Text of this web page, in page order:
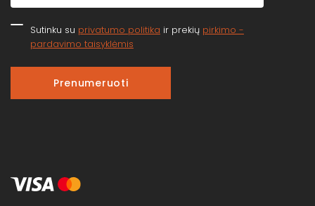
Sutinku su privatumo politika ir prekių pirkimo -
pardavimo taisyklėmis
Prenumeruoti